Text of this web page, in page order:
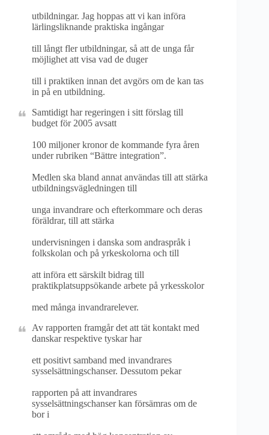
utbildningar. Jag hoppas att vi kan införa
lärlingsliknande praktiska ingångar
till långt fler utbildningar, så att de unga får
möjlighet att visa vad de duger
till i praktiken innan det avgörs om de kan tas
in på en utbildning.
Samtidigt har regeringen i sitt förslag till
budget för 2005 avsatt
100 miljoner kronor de kommande fyra åren
under rubriken “Bättre integration”.
Medlen ska bland annat användas till att stärka
utbildningsvägledningen till
unga invandrare och efterkommare och deras
föräldrar, till att stärka
undervisningen i danska som andraspråk i
folkskolan och på yrkeskolorna och till
att införa ett särskilt bidrag till
praktikplatsuppsökande arbete på yrkesskolor
med många invandrarelever.
Av rapporten framgår det att tät kontakt med
danskar respektive tyskar har
ett positivt samband med invandrares
sysselsättningschanser. Dessutom pekar
rapporten på att invandrares
sysselsättningschanser kan försämras om de
bor i